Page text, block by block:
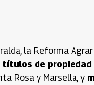
la Reforma
títulos de
Rosa y Marsella, y